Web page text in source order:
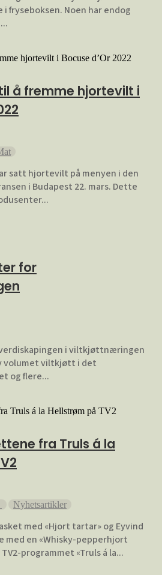
fryseboksen. Noen har endog
å fremme hjortevilt i
satt hjortevilt på menyen i den
i Budapest 22. mars. Dette
for
i viltkjøttnæringen
volumet viltkjøtt i det
og flere...
fra Truls á la
Nyhetsartikler
med «Hjort tartar» og Eyvind
med en «Whisky-pepperhjort
programmet «Truls á la...